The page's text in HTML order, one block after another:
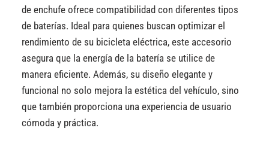
de enchufe ofrece compatibilidad con diferentes tipos
de baterías. Ideal para quienes buscan optimizar el
rendimiento de su bicicleta eléctrica, este accesorio
asegura que la energía de la batería se utilice de
manera eficiente. Además, su diseño elegante y
funcional no solo mejora la estética del vehículo, sino
que también proporciona una experiencia de usuario
cómoda y práctica.